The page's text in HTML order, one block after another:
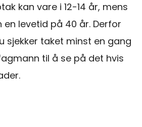
kan vare i 12-14 år, mens
en levetid på 40 år. Derfor
sjekker taket minst en gang
til å se på det hvis